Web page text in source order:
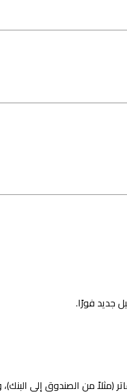
جديد فورًا.
(مثلاً من الصندوق إلى